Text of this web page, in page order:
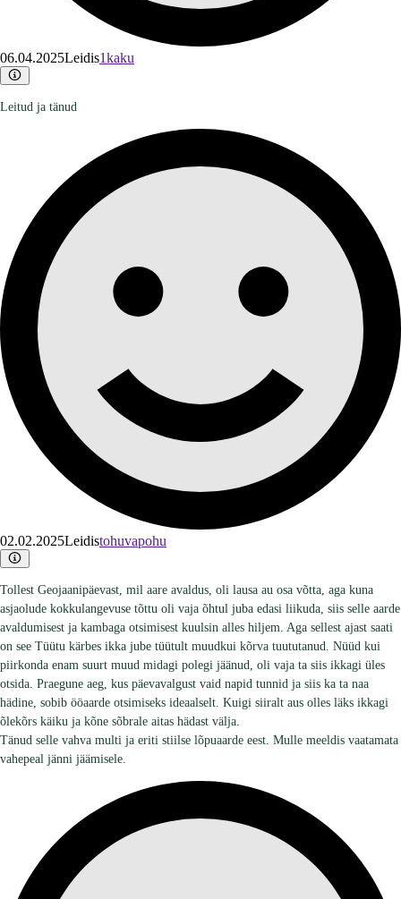
06.04.2025Leidis1kaku
Leitud ja tänud
02.02.2025Leidistohuvapohu
Tollest Geojaanipäevast, mil aare avaldus, oli lausa au osa võtta, aga kuna
asjaolude kokkulangevuse tõttu oli vaja õhtul juba edasi liikuda, siis selle aarde
avaldumisest ja kambaga otsimisest kuulsin alles hiljem. Aga sellest ajast saati
on see Tüütu kärbes ikka jube tüütult muudkui kõrva tuututanud. Nüüd kui
piirkonda enam suurt muud midagi polegi jäänud, oli vaja ta siis ikkagi üles
otsida. Praegune aeg, kus päevavalgust vaid napid tunnid ja siis ka ta naa
hädine, sobib ööaarde otsimiseks ideaalselt. Kuigi siiralt aus olles läks ikkagi
õlekõrs käiku ja kõne sõbrale aitas hädast välja.
Tänud selle vahva multi ja eriti stiilse lõpuaarde eest. Mulle meeldis vaatamata
vahepeal jänni jäämisele.